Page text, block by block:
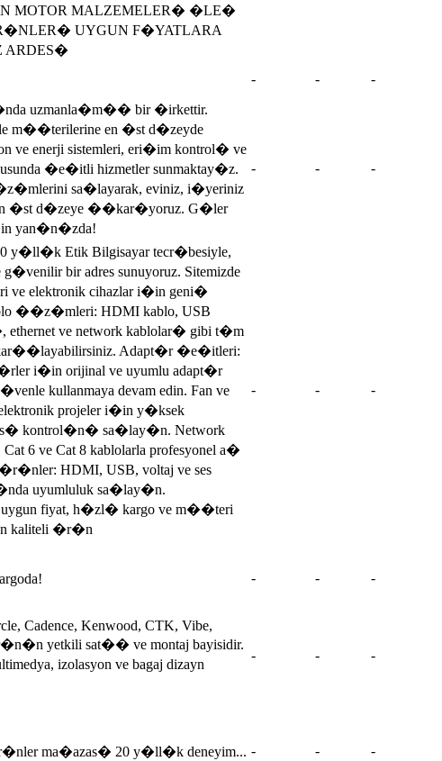
MOTOR MALZEMELER� �LE�
UYGUN F�YATLARA
- - -
uzmanla�m�� bir �irkettir.
m��terilerine en �st d�zeyde
ve enerji sistemleri, eri�im kontrol� ve
�e�itli hizmetler sunmaktay�z.
sa�layarak, eviniz, i�yeriniz
�st d�zeye ��kar�yoruz. G�ler
yan�n�zda!
- - -
y�ll�k Etik Bilgisayar tecr�besiyle,
bir adres sunuyoruz. Sitemizde
ve elektronik cihazlar i�in geni�
��z�mleri: HDMI kablo, USB
ethernet ve network kablolar� gibi t�m
Adapt�r �e�itleri:
i�in orijinal ve uyumlu adapt�r
kullanmaya devam edin. Fan ve
projeler i�in y�ksek
kontrol�n� sa�lay�n. Network
6 ve Cat 8 kablolarla profesyonel a�
HDMI, USB, voltaj ve ses
uyumluluk sa�lay�n.
uygun fiyat, h�zl� kargo ve m��teri
kaliteli �r�n
- - -
- - -
Cadence, Kenwood, CTK, Vibe,
yetkili sat�� ve montaj bayisidir.
izolasyon ve bagaj dizayn
- - -
ma�azas� 20 y�ll�k deneyim... - - -